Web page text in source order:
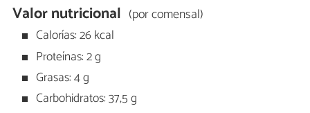
Valor nutricional (por comensal)
Calorías: 26 kcal
Proteínas: 2 g
Grasas: 4 g
Carbohidratos: 37,5 g